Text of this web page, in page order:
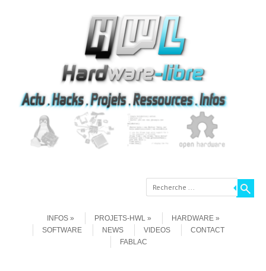
Recherche
INFOS
PROJETS-HWL
HARDWARE
SOFTWARE
NEWS VIDEOS
CONTACT
FABLAC